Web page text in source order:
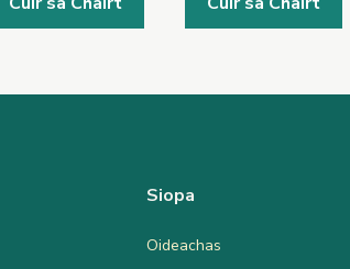
Siopa
Oideachas